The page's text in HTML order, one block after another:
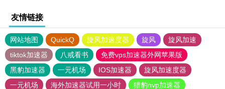
友情链接
网站地图 QuickQ 旋风加速度器 旋风
旋风加速
tiktok加速器
八戒看书
免费vps加速器外网苹果版
黑豹加速器
一元机场 IOS加速器
旋风加速度器
一元机场
海外加速器试用一小时 猎豹nvp加速器